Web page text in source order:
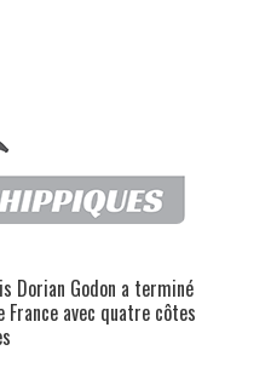
Dorian Godon a terminé
France avec quatre côtes